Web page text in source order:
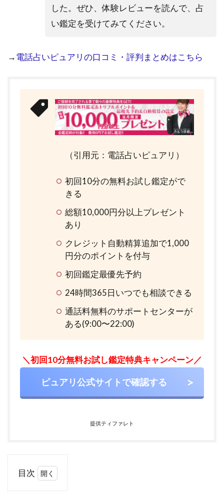
した。ぜひ、体験レビューを読んで、占
い鑑定を受けてみてください。
→電話占いピュアリの口コミ・評判まとめはこちら
（引用元：電話占いピュアリ）
初回10分の無料お試し鑑定がで
きる
総額10,000円分以上プレゼント
あり
クレジット自動精算追加で1,000
円分のポイントを付与
初回鑑定最優先予約
24時間365日いつでも相談できる
通話料無料のサポートセンターが
ある(9:00〜22:00)
＼初回10分無料お試し鑑定特典キャンペーン／
ピュアリ公式サイトで確認する
提供ティファレト
目次